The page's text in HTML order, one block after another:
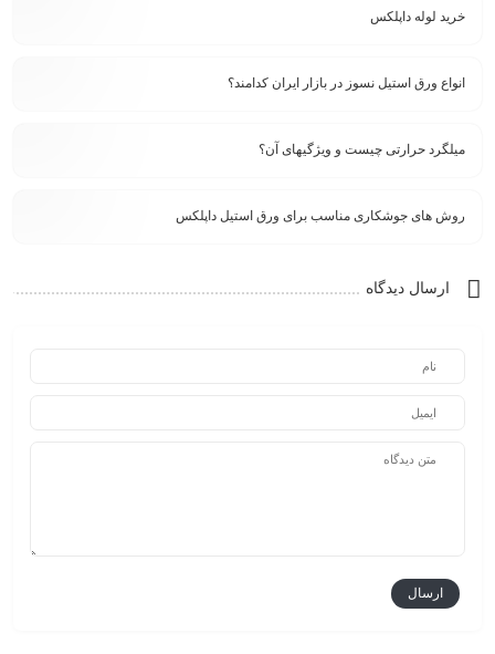
خرید لوله داپلکس
انواع ورق استیل نسوز در بازار ایران کدامند؟
میلگرد حرارتی چیست و ویژگیهای آن؟
روش های جوشکاری مناسب برای ورق استیل داپلکس
ارسال دیدگاه